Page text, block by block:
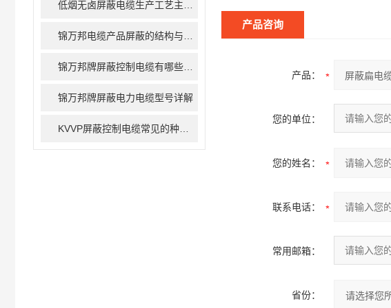
锦万邦牌屏蔽电力电缆型号详解
产品咨询
产品：
您的单位：
您的姓名：
联系电话：
常用邮箱：
省份：